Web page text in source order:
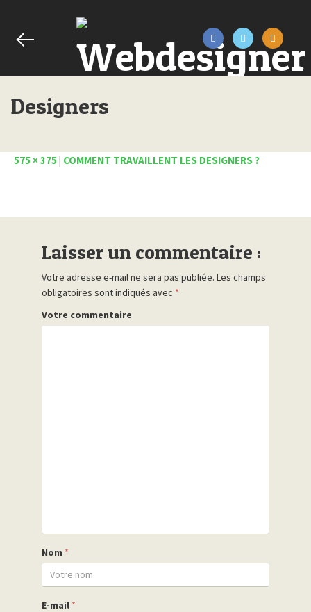
Designers
575 × 375 | COMMENT TRAVAILLENT LES DESIGNERS ?
Laisser un commentaire :
Votre adresse e-mail ne sera pas publiée. Les champs
obligatoires sont indiqués avec *
Votre commentaire
Nom *
E-mail *